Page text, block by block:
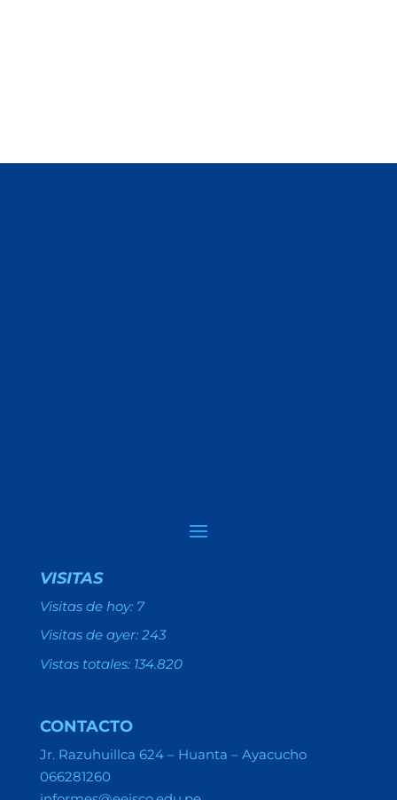
VISITAS
Visitas de hoy: 7
Visitas de ayer: 243
Vistas totales: 134.820
CONTACTO
Jr. Razuhuillca 624 – Huanta – Ayacucho
066281260